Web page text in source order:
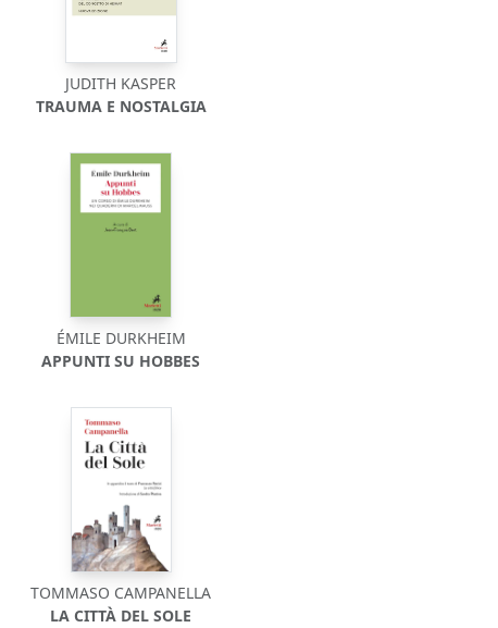
JUDITH KASPER
TRAUMA E NOSTALGIA
ÉMILE DURKHEIM
APPUNTI SU HOBBES
TOMMASO CAMPANELLA
LA CITTÀ DEL SOLE